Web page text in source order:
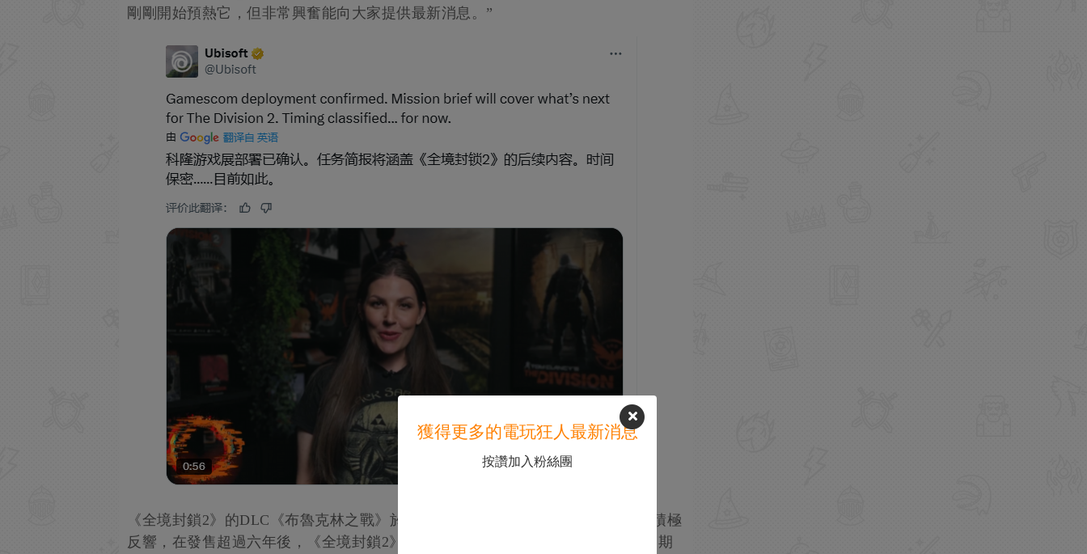
剛剛開始預熱它，但非常興奮能向大家提供最新消息。”
《全境封鎖2》的DLC《布魯克林之戰》於今年5月27日發布，獲得了玩家社區的積極
反響，在發售超過六年後，《全境封鎖2》依然保持著活力。你們對此怎麽看呢，期
獲得更多的電玩狂人最新消息
按讚加入粉絲團